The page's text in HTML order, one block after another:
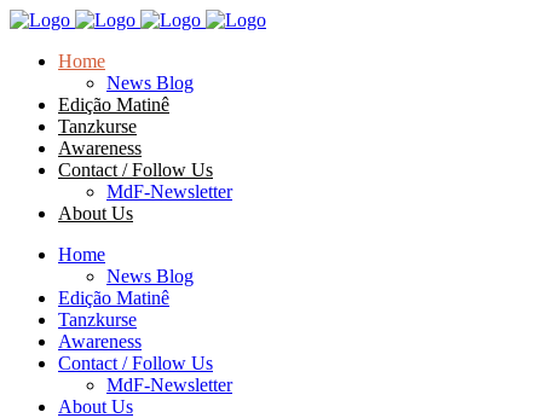
Home
News Blog
Edição Matinê
Tanzkurse
Awareness
Contact / Follow Us
MdF-Newsletter
About Us
Home
News Blog
Edição Matinê
Tanzkurse
Awareness
Contact / Follow Us
MdF-Newsletter
About Us